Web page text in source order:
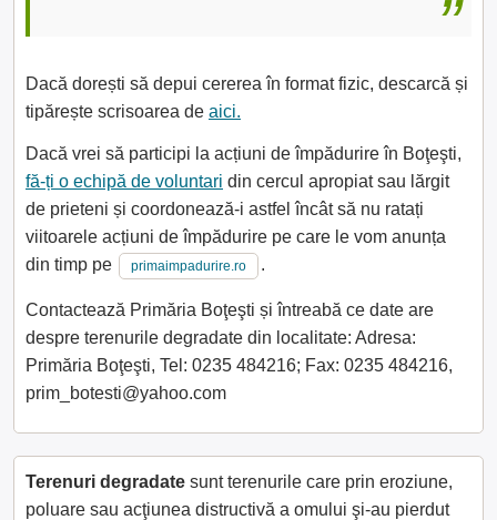
Dacă dorești să depui cererea în format fizic, descarcă și
tipărește scrisoarea de aici.
Dacă vrei să participi la acțiuni de împădurire în Boţeşti,
fă-ți o echipă de voluntari din cercul apropiat sau lărgit
de prieteni și coordonează-i astfel încât să nu ratați
viitoarele acțiuni de împădurire pe care le vom anunța
din timp pe
primaimpadurire.ro .
Contactează Primăria Boţeşti și întreabă ce date are
despre terenurile degradate din localitate: Adresa:
Primăria Boţeşti, Tel: 0235 484216; Fax: 0235 484216,
prim_botesti@yahoo.com
Terenuri degradate sunt terenurile care prin eroziune,
poluare sau acţiunea distructivă a omului şi-au pierdut